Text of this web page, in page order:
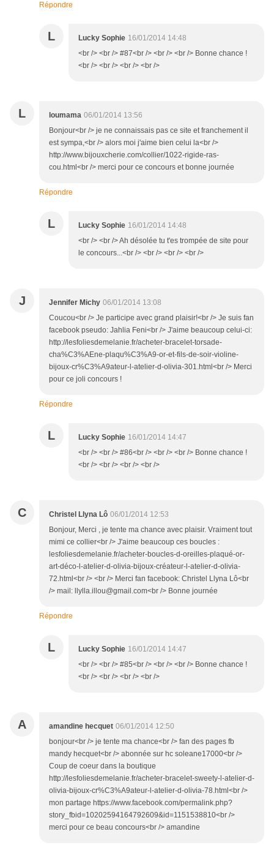
Répondre
L Lucky Sophie 16/01/2014 14:48
<br /> <br /> #87<br /> <br /> <br /> Bonne chance !
<br /> <br /> <br /> <br />
L loumama 06/01/2014 13:56
Bonjour<br /> je ne connaissais pas ce site et franchement il
est sympa,<br /> alors moi j'aime bien celui la<br />
http://www.bijouxcherie.com/collier/1022-rigide-ras-
cou.html<br /> merci pour ce concours et bonne journée
Répondre
L Lucky Sophie 16/01/2014 14:48
<br /> <br /> Ah désolée tu t'es trompée de site pour
le concours...<br /> <br /> <br /> <br />
J Jennifer Michy 06/01/2014 13:08
Coucou<br /> Je participe avec grand plaisir!<br /> Je suis fan
facebook pseudo: Jahlia Feni<br /> J'aime beaucoup celui-ci:
http://lesfoliesdemelanie.fr/acheter-bracelet-torsade-
cha%C3%AEne-plaqu%C3%A9-or-et-fils-de-soir-violine-
bijoux-cr%C3%A9ateur-l-atelier-d-olivia-301.html<br /> Merci
pour ce joli concours !
Répondre
L Lucky Sophie 16/01/2014 14:47
<br /> <br /> #86<br /> <br /> <br /> Bonne chance !
<br /> <br /> <br /> <br />
C Christel Llyna Lô 06/01/2014 12:53
Bonjour, Merci , je tente ma chance avec plaisir. Vraiment tout
mimi ce collier<br /> J'aime beaucoup ces boucles :
lesfoliesdemelanie.fr/acheter-boucles-d-oreilles-plaqué-or-
art-déco-l-atelier-d-olivia-bijoux-créateur-l-atelier-d-olivia-
72.html<br /> <br /> Merci fan facebook: Christel Llyna Lô<br
/> mail: llylla.illou@gmail.com<br /> Bonne journée
Répondre
L Lucky Sophie 16/01/2014 14:47
<br /> <br /> #85<br /> <br /> <br /> Bonne chance !
<br /> <br /> <br /> <br />
A amandine hecquet 06/01/2014 12:50
bonjour<br /> je tente ma chance<br /> fan des pages fb
mandy hecquet<br /> abonnée sur hc soleane17000<br />
Coup de coeur dans la boutique
http://lesfoliesdemelanie.fr/acheter-bracelet-sweety-l-atelier-d-
olivia-bijoux-cr%C3%A9ateur-l-atelier-d-olivia-78.html<br />
mon partage https://www.facebook.com/permalink.php?
story_fbid=10202594164792609&id=1151538810<br />
merci pour ce beau concours<br /> amandine